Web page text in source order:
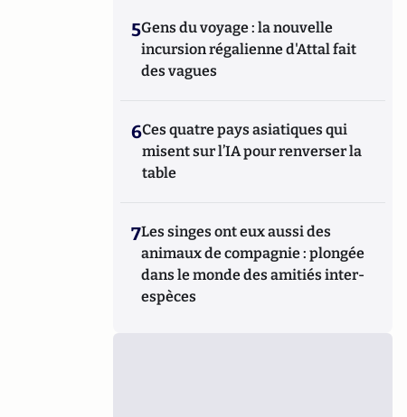
5Gens du voyage : la nouvelle
incursion régalienne d'Attal fait
des vagues
6Ces quatre pays asiatiques qui
misent sur l’IA pour renverser la
table
7Les singes ont eux aussi des
animaux de compagnie : plongée
dans le monde des amitiés inter-
espèces